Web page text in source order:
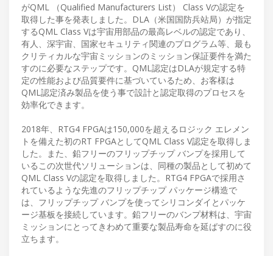
がQML （Qualified Manufacturers List） Class Vの認定を
取得した事を発表しました。DLA（米国国防兵站局）が指定
するQML Class Vは宇宙用部品の最高レベルの認定であり、
有人、深宇宙、国家セキュリティ関連のプログラム等、最も
クリティカルな宇宙ミッションのミッション保証要件を満た
すのに必要なステップです。QML認定はDLAが規定する特
定の性能および品質要件に基づいているため、お客様は
QML認定済み製品を使う事で設計と認定取得のプロセスを
効率化できます。
2018年、RTG4 FPGAは150,000を超えるロジック エレメン
トを備えた初のRT FPGAとしてQML Class V認定を取得しま
した。また、鉛フリーのフリップチップ バンプを採用して
いるこの次世代ソリューションは、同種の製品として初めて
QML Class Vの認定を取得しました。RTG4 FPGAで採用さ
れているような先進のフリップチップ パッケージ構造で
は、フリップチップ バンプを使ってシリコンダイとパッケ
ージ基板を接続しています。鉛フリーのバンプ材料は、宇宙
ミッションにとってきわめて重要な製品寿命を延ばすのに役
立ちます。